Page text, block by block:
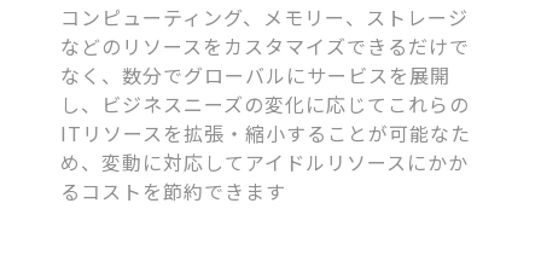
コンピューティング、メモリー、ストレージ
などのリソースをカスタマイズできるだけで
なく、数分でグローバルにサービスを展開
し、ビジネスニーズの変化に応じてこれらの
ITリソースを拡張・縮小することが可能なた
め、変動に対応してアイドルリソースにかか
るコストを節約できます